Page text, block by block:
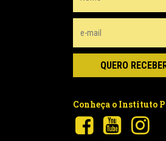
Conheça o Instituto